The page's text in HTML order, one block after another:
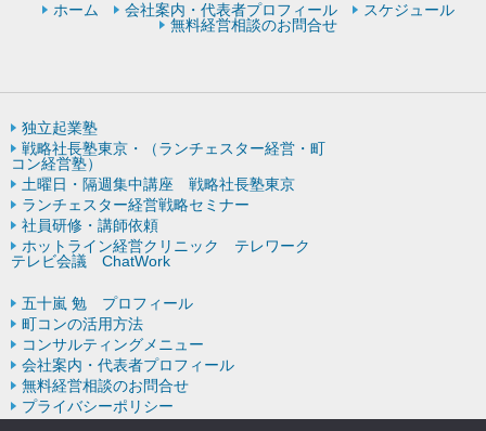
ホーム 会社案内・代表者プロフィール
スケジュール
無料経営相談のお問合せ
独立起業塾
戦略社長塾東京・（ランチェスター経営・町
コン経営塾）
土曜日・隔週集中講座 戦略社長塾東京
ランチェスター経営戦略セミナー
社員研修・講師依頼
ホットライン経営クリニック テレワーク
テレビ会議 ChatWork
五十嵐 勉 プロフィール
町コンの活用方法
コンサルティングメニュー
会社案内・代表者プロフィール
無料経営相談のお問合せ
プライバシーポリシー